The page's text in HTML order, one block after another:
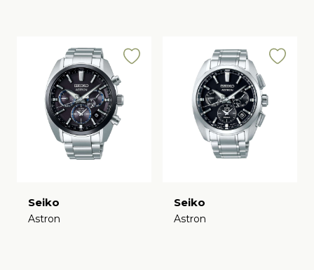
Seiko
Astron
Seiko
Astron